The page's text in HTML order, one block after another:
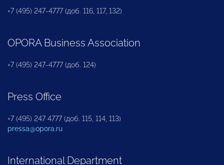
+7 (495) 247-4777 (доб. 116, 117, 132)
OPORA Business Association
+7 (495) 247-4777 (доб. 124)
Press Office
+7 (495) 247 4777 (доб. 115, 114, 113)
pressa@opora.ru
International Department